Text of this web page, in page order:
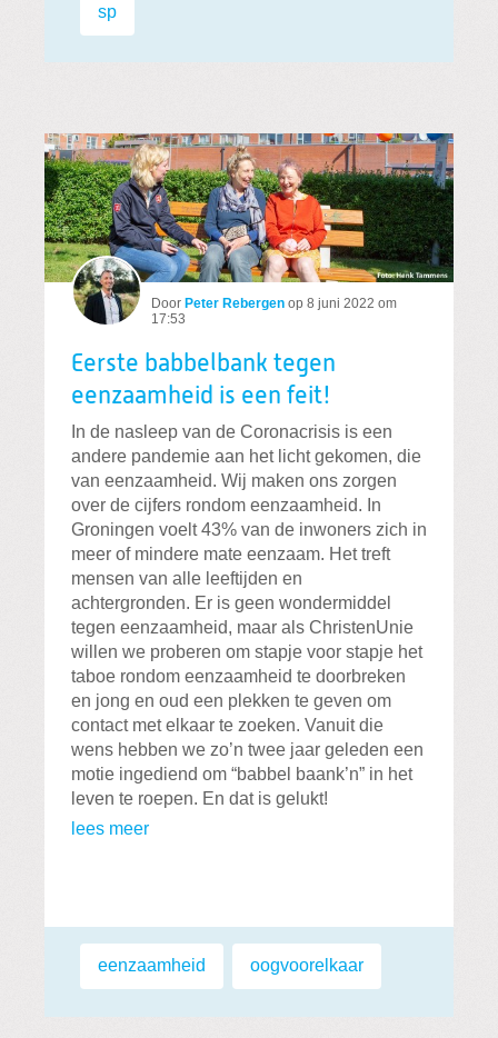
sp
Door Peter Rebergen op 8 juni 2022 om
17:53
Eerste babbelbank tegen
eenzaamheid is een feit!
In de nasleep van de Coronacrisis is een
andere pandemie aan het licht gekomen, die
van eenzaamheid. Wij maken ons zorgen
over de cijfers rondom eenzaamheid. In
Groningen voelt 43% van de inwoners zich in
meer of mindere mate eenzaam. Het treft
mensen van alle leeftijden en
achtergronden. Er is geen wondermiddel
tegen eenzaamheid, maar als ChristenUnie
willen we proberen om stapje voor stapje het
taboe rondom eenzaamheid te doorbreken
en jong en oud een plekken te geven om
contact met elkaar te zoeken. Vanuit die
wens hebben we zo’n twee jaar geleden een
motie ingediend om “babbel baank’n” in het
leven te roepen. En dat is gelukt!
lees meer
eenzaamheid oogvoorelkaar